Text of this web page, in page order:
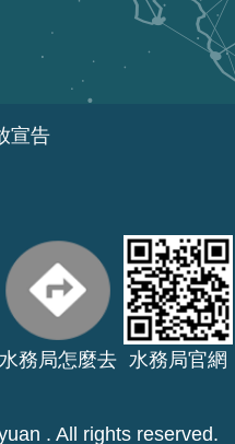
宣告
水務局怎麼去 水務局官網
. All rights reserved.